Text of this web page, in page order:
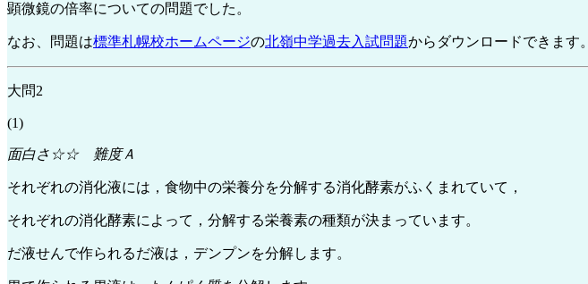
顕微鏡の倍率についての問題でした。
なお、問題は標準札幌校ホームページの北嶺中学過去入試問題からダウンロードできます。
大問2
(1)
面白さ☆☆ 難度Ａ
それぞれの消化液には，食物中の栄養分を分解する消化酵素がふくまれていて，
それぞれの消化酵素によって，分解する栄養素の種類が決まっています。
だ液せんで作られるだ液は，デンプンを分解します。